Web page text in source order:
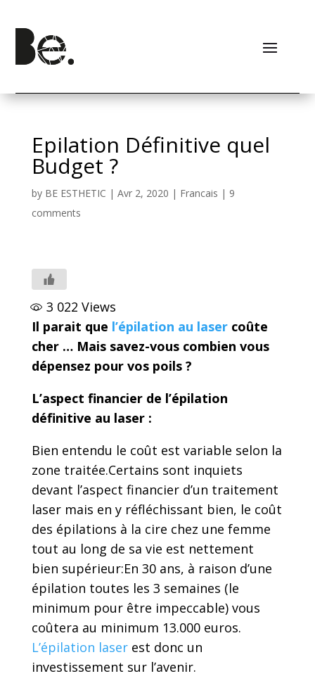
Epilation Définitive quel
Budget ?
by BE ESTHETIC | Avr 2, 2020 | Francais | 9
comments
3 022 Views
Il parait que l’épilation au lasercoûte
cher … Mais savez-vous combien vous
dépensez pour vos poils ?
L’aspect financier de l’épilation
définitive au laser :
Bien entendu le coût est variable selon la
zone traitée.Certains sont inquiets
devant l’aspect financier d’un traitement
laser mais en y réfléchissant bien, le coût
des épilations à la cire chez une femme
tout au long de sa vie est nettement
bien supérieur:En 30 ans, à raison d’une
épilation toutes les 3 semaines (le
minimum pour être impeccable) vous
coûtera au minimum 13.000 euros.
L’épilation laserest donc un
investissement sur l’avenir.